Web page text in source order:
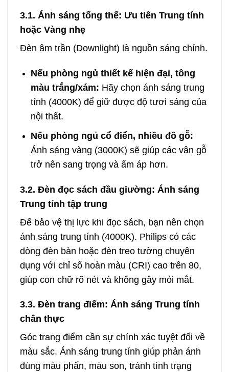
3.1. Ánh sáng tổng thể: Ưu tiên Trung tính
hoặc Vàng nhẹ
Đèn âm trần (Downlight) là nguồn sáng chính.
Nếu phòng ngủ thiết kế hiện đại, tông
màu trắng/xám: Hãy chọn ánh sáng trung
tính (4000K) để giữ được độ tươi sáng của
nội thất.
Nếu phòng ngủ cổ điển, nhiều đồ gỗ:
Ánh sáng vàng (3000K) sẽ giúp các vân gỗ
trở nên sang trọng và ấm áp hơn.
3.2. Đèn đọc sách đầu giường: Ánh sáng
Trung tính tập trung
Để bảo vệ thị lực khi đọc sách, bạn nên chọn
ánh sáng trung tính (4000K). Philips có các
dòng đèn bàn hoặc đèn treo tường chuyên
dụng với chỉ số hoàn màu (CRI) cao trên 80,
giúp con chữ rõ nét và không gây mỏi mắt.
3.3. Đèn trang điểm: Ánh sáng Trung tính
chân thực
Góc trang điểm cần sự chính xác tuyệt đối về
màu sắc. Ánh sáng trung tính giúp phản ánh
đúng màu phấn, màu son, tránh tình trạng